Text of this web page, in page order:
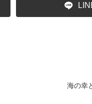
海の幸